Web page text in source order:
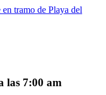
tramo de Playa del
las 7:00 am